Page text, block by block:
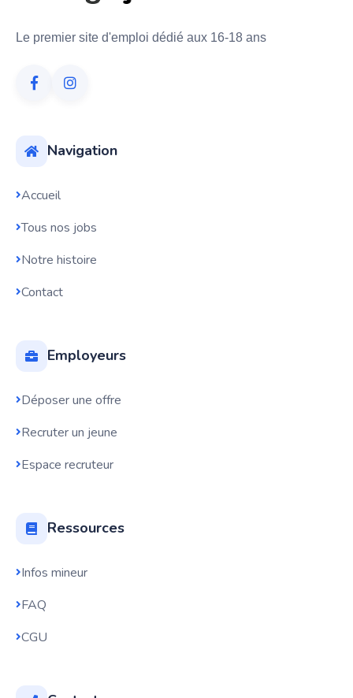
Le premier site d'emploi dédié aux 16-18 ans
Navigation
Accueil
Tous nos jobs
Notre histoire
Contact
Employeurs
Déposer une offre
Recruter un jeune
Espace recruteur
Ressources
Infos mineur
FAQ
CGU